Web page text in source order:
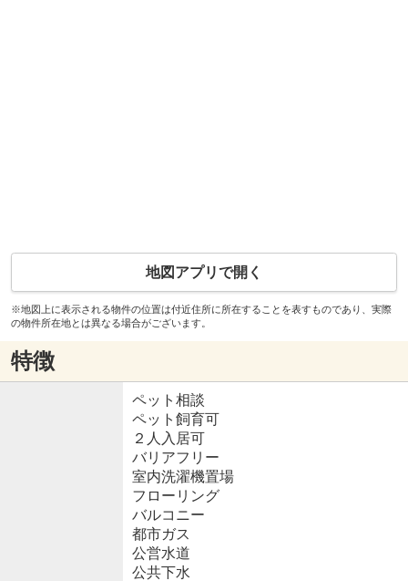
地図アプリで開く
※地図上に表示される物件の位置は付近住所に所在することを表すものであり、実際
の物件所在地とは異なる場合がございます。
特徴
ペット相談
ペット飼育可
２人入居可
バリアフリー
室内洗濯機置場
フローリング
バルコニー
都市ガス
公営水道
公共下水